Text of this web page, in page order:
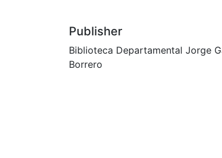
Publisher
Biblioteca Departamental Jorge
Borrero